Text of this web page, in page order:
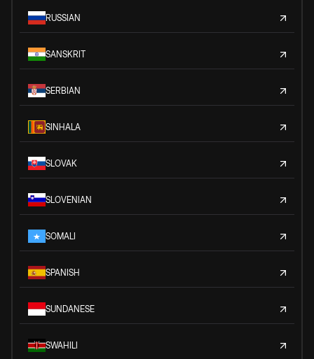
RUSSIAN
SANSKRIT
SERBIAN
SINHALA
SLOVAK
SLOVENIAN
SOMALI
SPANISH
SUNDANESE
SWAHILI